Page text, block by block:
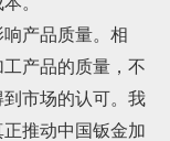
产品质量。相
产品的质量，不
市场的认可。我
推动中国钣金加